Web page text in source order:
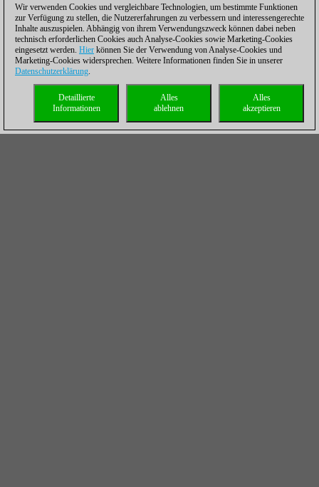
Wir verwenden Cookies und vergleichbare Technologien, um bestimmte Funktionen
zur Verfügung zu stellen, die Nutzererfahrungen zu verbessern und interessengerechte
Inhalte auszuspielen. Abhängig von ihrem Verwendungszweck können dabei neben
technisch erforderlichen Cookies auch Analyse-Cookies sowie Marketing-Cookies
eingesetzt werden. Hier können Sie der Verwendung von Analyse-Cookies und
Marketing-Cookies widersprechen. Weitere Informationen finden Sie in unserer
Datenschutzerklärung.
Alles
akzeptieren
Alles
ablehnen
Detaillierte
Informationen